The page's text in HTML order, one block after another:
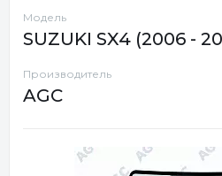
Модель
SUZUKI SX4 (2006 -
Производитель
AGC